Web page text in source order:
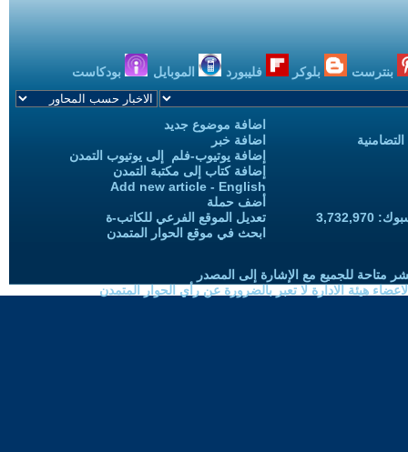
بنترست بلوكر فليبورد الموبايل بودكاست
اضافة موضوع جديد
اضافة خبر
إضافة يوتيوب-فلم إلى يوتيوب التمدن
إضافة كتاب إلى مكتبة التمدن
Add new article - English
أضف حملة
تعديل الموقع الفرعي للكاتب-ة
ابحث في موقع الحوار المتمدن
متاحة للجميع مع الإشارة إلى المصدر
هيئة الادارة لا تعبر بالضرورة عن رأي الحوار المتمدن